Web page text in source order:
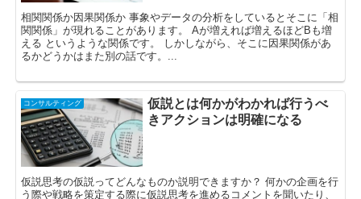
相関関係か因果関係か 事象やデータの分析をしているとそこに「相
関関係」が現れることがあります。 Aが増えれば増えるほどBも増
える というような関係です。 しかしながら、そこに因果関係があ
るかどうかはまた別の話です。...
コンサルティング
仮説とは何かがわかれば行うべ
きアクションは明確になる
仮説思考の仮説ってどんなものか説明できますか？ 何かの企画を行
う際や戦略を策定する際に仮説思考を進めるコメントを聞いたり、